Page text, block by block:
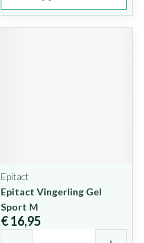
Epitact
Epitact Vingerling Gel
Sport M
€ 16,95